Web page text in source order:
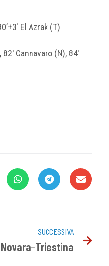
El Azrak (T)
Cannavaro (N), 84′
SUCCESSIVA
Triestina